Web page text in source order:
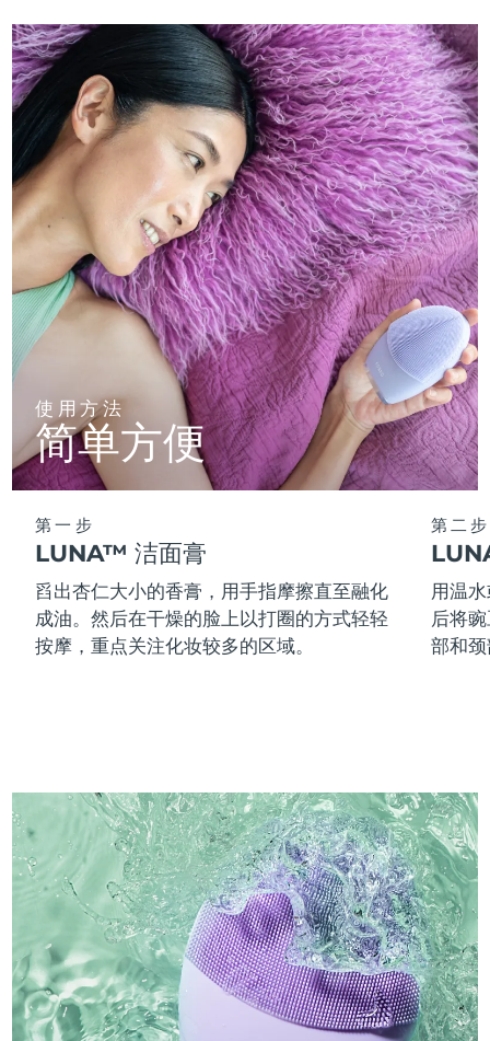
使用方法
简单方便
第一步
LUNA™ 洁面膏
舀出杏仁大小的香膏，用手指摩擦直至融化
成油。然后在干燥的脸上以打圈的方式轻轻
按摩，重点关注化妆较多的区域。
第二步
用温
后将
部和